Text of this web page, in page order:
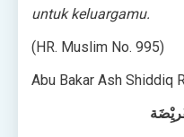
untuk keluargamu.
(HR. Muslim No. 995)
Abu Bakar Ash Shiddiq